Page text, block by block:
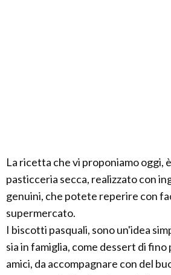
La ricetta che vi proponiamo oggi,
pasticceria secca, realizzato con
genuini, che potete reperire con
supermercato.
I biscotti pasquali, sono un'idea
sia in famiglia, come dessert di
amici, da accompagnare con del